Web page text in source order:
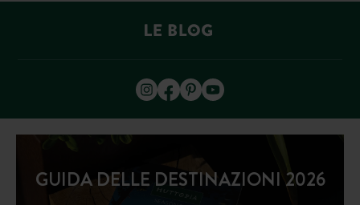
GUIDA DELLE DESTINAZIONI 2026